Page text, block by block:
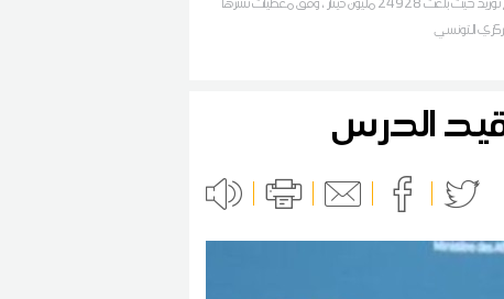
التونسي
قيد الدرس